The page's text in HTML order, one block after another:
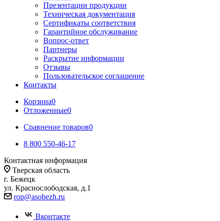
Презентации продукции
Техническая документация
Сертификаты соответствия
Гарантийное обслуживание
Вопрос-ответ
Партнеры
Раскрытие информации
Отзывы
Пользовательское соглашение
Контакты
Корзина0
Отложенные0
Сравнение товаров0
8 800 550-46-17
Контактная информация
Тверская область
г. Бежецк
ул. Краснослободская, д.1
rop@asobezh.ru
Вконтакте